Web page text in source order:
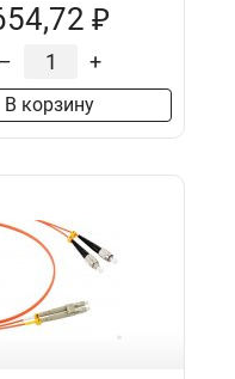
₽
– +
В корзину